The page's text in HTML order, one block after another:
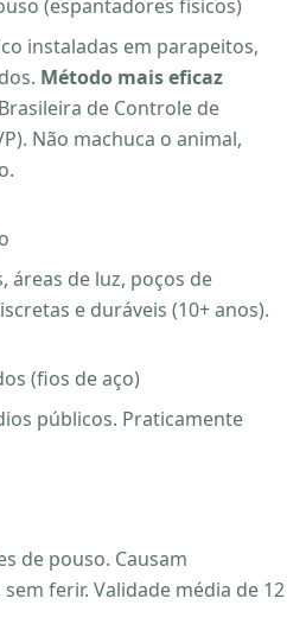
(espantadores físicos)
instaladas em parapeitos,
Método mais eficaz
de Controle de
Não machuca o animal,
áreas de luz, poços de
e duráveis (10+ anos).
(fios de aço)
públicos. Praticamente
de pouso. Causam
ferir. Validade média de 12